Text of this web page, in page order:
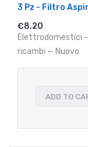
3 Pz - Filtro
€8.20
Elettrodomestici
ricambi — Nuovo
ADD TO